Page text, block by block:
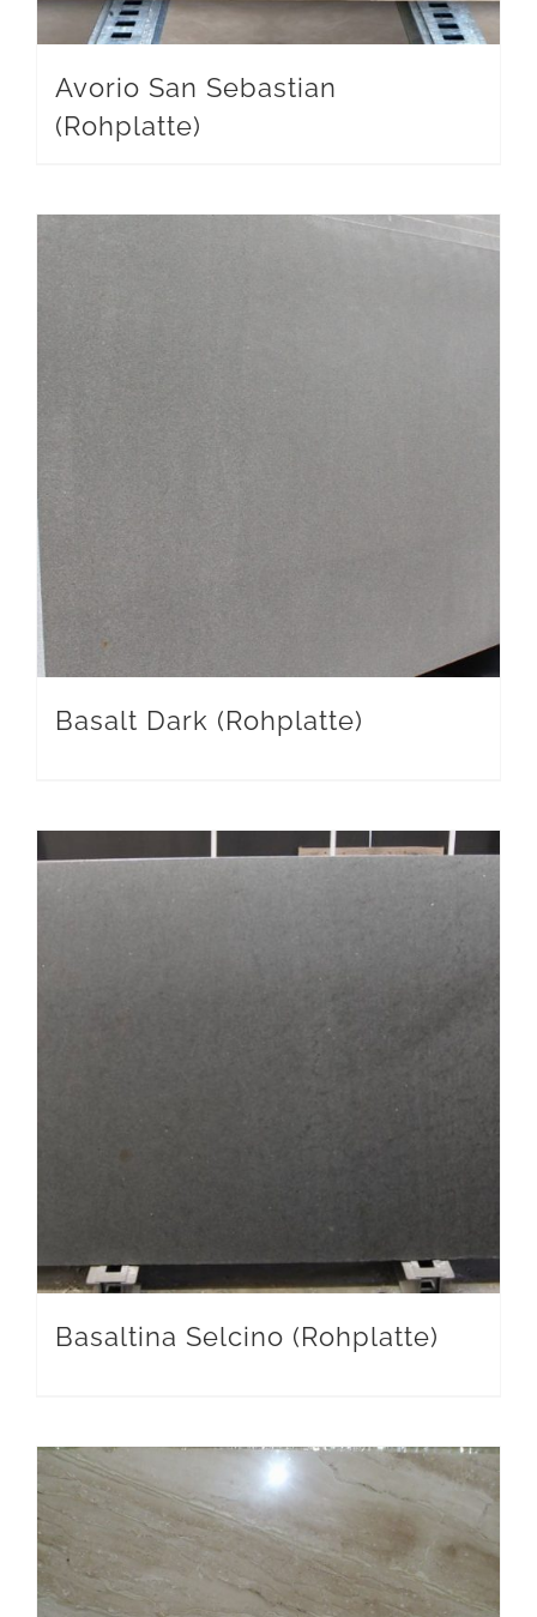
Avorio San Sebastian
(Rohplatte)
Basalt Dark (Rohplatte)
Basaltina Selcino (Rohplatte)